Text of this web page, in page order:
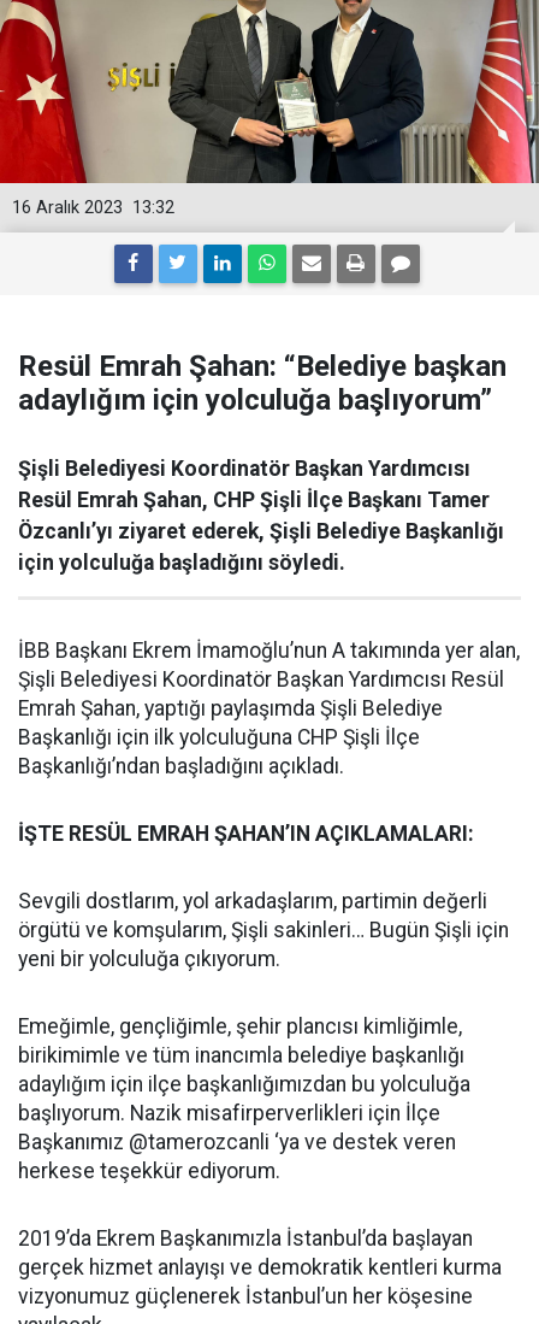
13:32
16 Aralık 2023
Resül Emrah Şahan: “Belediye başkan
adaylığım için yolculuğa başlıyorum”
Şişli Belediyesi Koordinatör Başkan Yardımcısı
Resül Emrah Şahan, CHP Şişli İlçe Başkanı Tamer
Özcanlı’yı ziyaret ederek, Şişli Belediye Başkanlığı
için yolculuğa başladığını söyledi.
İBB Başkanı Ekrem İmamoğlu’nun A takımında yer alan,
Şişli Belediyesi Koordinatör Başkan Yardımcısı Resül
Emrah Şahan, yaptığı paylaşımda Şişli Belediye
Başkanlığı için ilk yolculuğuna CHP Şişli İlçe
Başkanlığı’ndan başladığını açıkladı.
İŞTE RESÜL EMRAH ŞAHAN’IN AÇIKLAMALARI:
Sevgili dostlarım, yol arkadaşlarım, partimin değerli
örgütü ve komşularım, Şişli sakinleri… Bugün Şişli için
yeni bir yolculuğa çıkıyorum.
Emeğimle, gençliğimle, şehir plancısı kimliğimle,
birikimimle ve tüm inancımla belediye başkanlığı
adaylığım için ilçe başkanlığımızdan bu yolculuğa
başlıyorum. Nazik misafirperverlikleri için İlçe
Başkanımız @tamerozcanli ‘ya ve destek veren
herkese teşekkür ediyorum.
2019’da Ekrem Başkanımızla İstanbul’da başlayan
gerçek hizmet anlayışı ve demokratik kentleri kurma
vizyonumuz güçlenerek İstanbul’un her köşesine